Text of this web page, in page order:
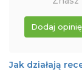
Dodaj opinię
Jak działają